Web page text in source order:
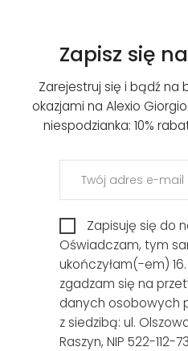
Zapisz się
Zarejestruj się i bądź na
okazjami na Alexio Giorgio.
niespodzianka: 10%
Zapisuję się do
Oświadczam, tym
ukończyłam(-em)
zgadzam się na
danych osobowych
z siedzibą: ul.
Raszyn, NIP 522-112-